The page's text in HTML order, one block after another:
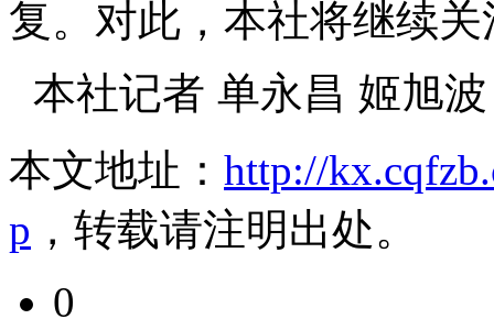
复。对此，本社将继续关
本社记者 单永昌 姬旭波
本文地址： http://
p ，转载请注明出处。
0